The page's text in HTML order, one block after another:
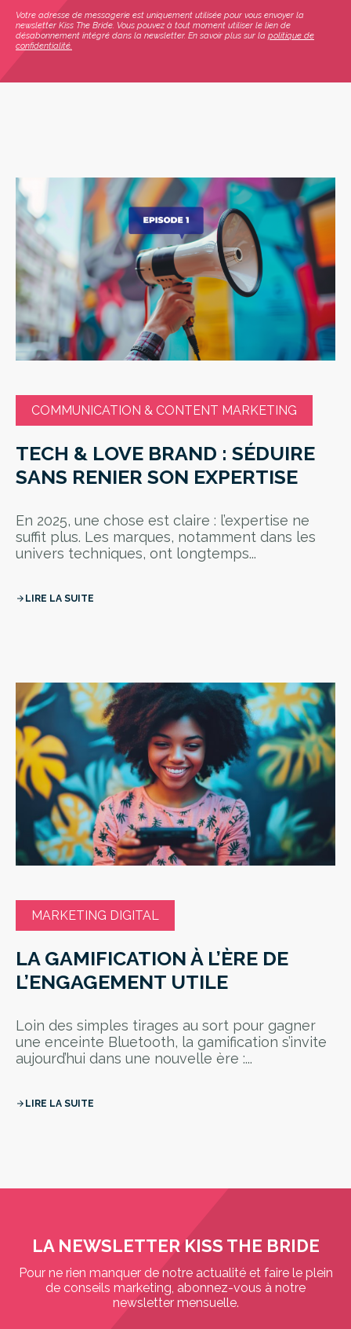
Votre adresse de messagerie est uniquement utilisée pour vous envoyer la
newsletter Kiss The Bride. Vous pouvez à tout moment utiliser le lien de
désabonnement intégré dans la newsletter. En savoir plus sur la politique de
confidentialité.
COMMUNICATION & CONTENT MARKETING
TECH & LOVE BRAND : SÉDUIRE
SANS RENIER SON EXPERTISE
En 2025, une chose est claire : l’expertise ne
suffit plus. Les marques, notamment dans les
univers techniques, ont longtemps...
arrow_forward LIRE LA SUITE
MARKETING DIGITAL
LA GAMIFICATION À L’ÈRE DE
L’ENGAGEMENT UTILE
Loin des simples tirages au sort pour gagner
une enceinte Bluetooth, la gamification s’invite
aujourd’hui dans une nouvelle ère :...
arrow_forward LIRE LA SUITE
LA NEWSLETTER KISS THE BRIDE
Pour ne rien manquer de notre actualité et faire le plein
de conseils marketing, abonnez-vous à notre
newsletter mensuelle.